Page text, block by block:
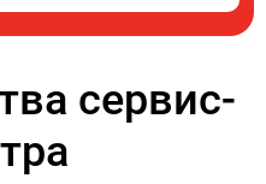
сервис-